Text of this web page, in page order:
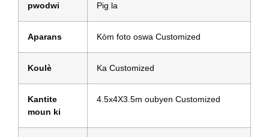
pwodwi
Pig la
Aparans Kòm foto oswa Customized
Koulè Ka Customized
Kantite
moun ki
4.5x4X3.5m oubyen Customized